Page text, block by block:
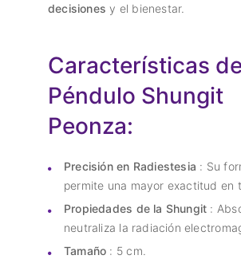
decisiones y el bienestar.
Características
Péndulo Shungit
Peonza:
Precisión en Radiestesia : Su
permite una mayor exactitud en
Propiedades de la Shungit :
neutraliza la radiación
Tamaño : 5 cm.